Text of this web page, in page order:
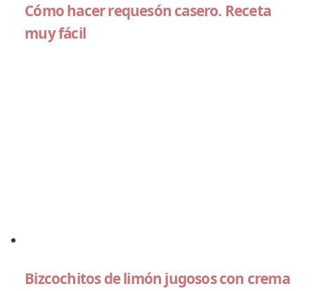
Cómo hacer requesón casero. Receta
muy fácil
Bizcochitos de limón jugosos con crema